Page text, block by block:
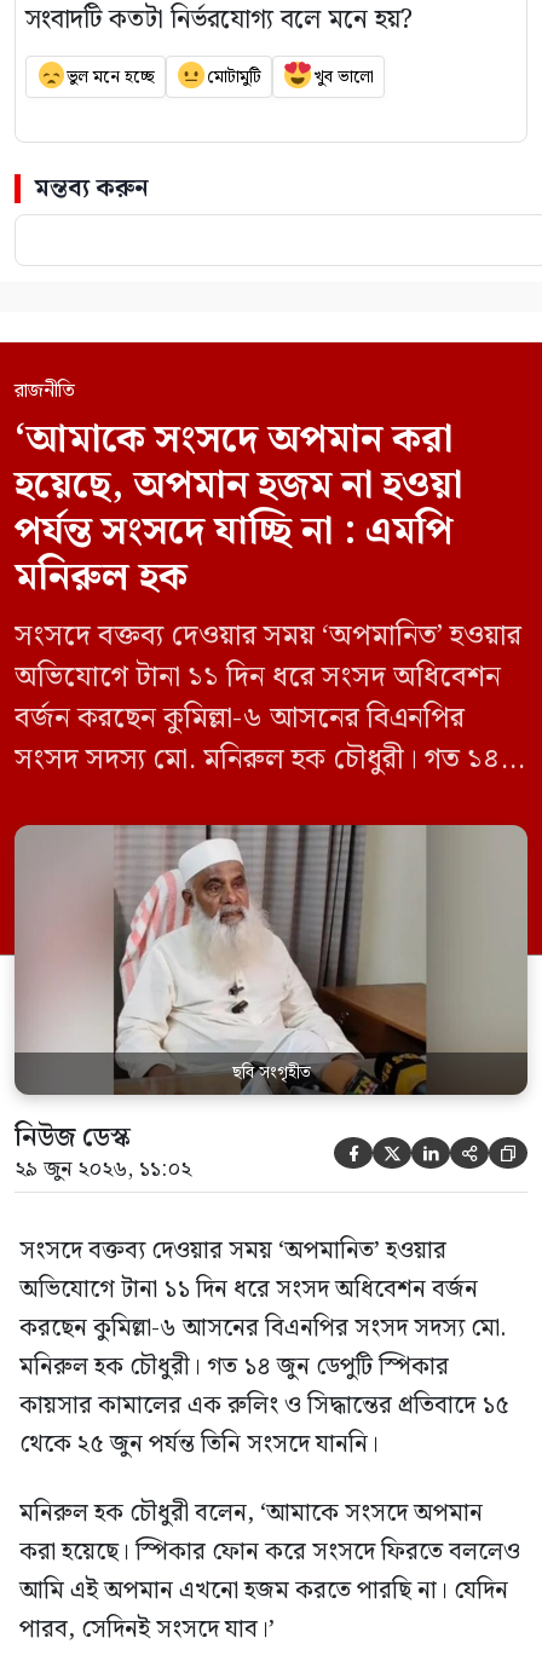
সংবাদটি কতটা নির্ভরযোগ্য বলে মনে হয়?
ভুল মনে হচ্ছে মোটামুটি খুব ভালো
মন্তব্য করুন
রাজনীতি
‘আমাকে সংসদে অপমান করা
হয়েছে, অপমান হজম না হওয়া
পর্যন্ত সংসদে যাচ্ছি না : এমপি
মনিরুল হক
সংসদে বক্তব্য দেওয়ার সময় ‘অপমানিত’ হওয়ার
অভিযোগে টানা ১১ দিন ধরে সংসদ অধিবেশন
বর্জন করছেন কুমিল্লা-৬ আসনের বিএনপির
সংসদ সদস্য মো. মনিরুল হক চৌধুরী। গত ১৪
রুলিং ও সিদ্ধান্তের প্রতিবাদে ১৫ থেকে ২৫ জুন
পর্যন্ত তিনি সংসদে যাননি। মনিরুল হক চৌধুরী
বলেন, ‘আমাকে সংসদে অপমান করা হয়েছে।
স্পিকার ফোন […]
ছবি সংগৃহীত
নিউজ ডেস্ক
২৯ জুন ২০২৬, ১১:০২     
সংসদে বক্তব্য দেওয়ার সময় ‘অপমানিত’ হওয়ার
অভিযোগে টানা ১১ দিন ধরে সংসদ অধিবেশন বর্জন
করছেন কুমিল্লা-৬ আসনের বিএনপির সংসদ সদস্য মো.
মনিরুল হক চৌধুরী। গত ১৪ জুন ডেপুটি স্পিকার
কায়সার কামালের এক রুলিং ও সিদ্ধান্তের প্রতিবাদে ১৫
থেকে ২৫ জুন পর্যন্ত তিনি সংসদে যাননি।
মনিরুল হক চৌধুরী বলেন, ‘আমাকে সংসদে অপমান
করা হয়েছে। স্পিকার ফোন করে সংসদে ফিরতে বললেও
আমি এই অপমান এখনো হজম করতে পারছি না। যেদিন
পারব, সেদিনই সংসদে যাব।’